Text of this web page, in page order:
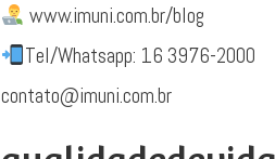
www.imuni.com.br/blog
Tel/Whatsapp: 16 3976-2000
contato@imuni.com.br